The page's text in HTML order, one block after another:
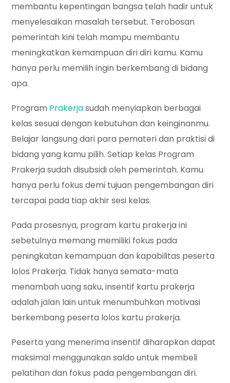
membantu kepentingan bangsa telah hadir untuk
menyelesaikan masalah tersebut. Terobosan
pemerintah kini telah mampu membantu
meningkatkan kemampuan diri diri kamu. Kamu
hanya perlu memilih ingin berkembang di bidang
apa.
Program Prakerjasudah menyiapkan berbagai
kelas sesuai dengan kebutuhan dan keinginanmu.
Belajar langsung dari para pemateri dan praktisi di
bidang yang kamu pilih. Setiap kelas Program
Prakerja sudah disubsidi oleh pemerintah. Kamu
hanya perlu fokus demi tujuan pengembangan diri
tercapai pada tiap akhir sesi kelas.
Pada prosesnya, program kartu prakerja ini
sebetulnya memang memiliki fokus pada
peningkatan kemampuan dan kapabilitas peserta
lolos Prakerja. Tidak hanya semata-mata
menambah uang saku, insentif kartu prakerja
adalah jalan lain untuk menumbuhkan motivasi
berkembang peserta lolos kartu prakerja.
Peserta yang menerima insentif diharapkan dapat
maksimal menggunakan saldo untuk membeli
pelatihan dan fokus pada pengembangan diri.